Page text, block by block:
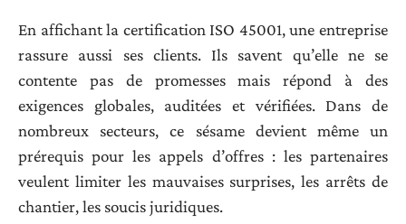
En affichant la certification ISO 45001, une entreprise
rassure aussi ses clients. Ils savent qu’elle ne se
contente pas de promesses mais répond à des
exigences globales, auditées et vérifiées. Dans de
nombreux secteurs, ce sésame devient même un
prérequis pour les appels d’offres : les partenaires
veulent limiter les mauvaises surprises, les arrêts de
chantier, les soucis juridiques.